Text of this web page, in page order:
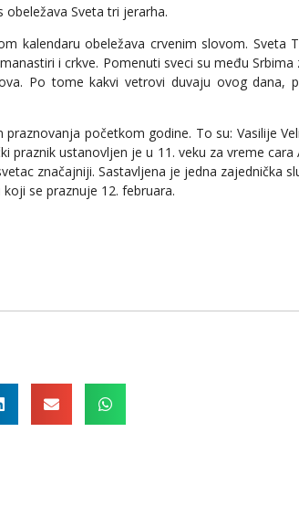
obeležava Sveta tri jerarha.
kalendaru obeležava crvenim slovom. Sveta
i crkve. Pomenuti sveci su među
Po tome kakvi vetrovi duvaju ovog dana,
početkom godine. To su: Vasilije
praznik ustanovljen je u 11. veku za vreme
značajniji. Sastavljena je jedna zajednička
se praznuje 12. februara.